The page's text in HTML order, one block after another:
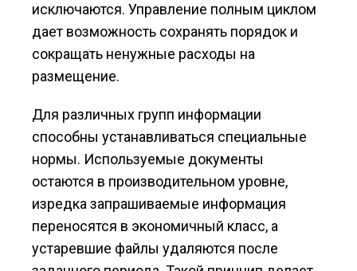
исключаются. Управление полным циклом
дает возможность сохранять порядок и
сокращать ненужные расходы на
размещение.
Для различных групп информации
способны устанавливаться специальные
нормы. Используемые документы
остаются в производительном уровне,
изредка запрашиваемые информация
переносятся в экономичный класс, а
устаревшие файлы удаляются после